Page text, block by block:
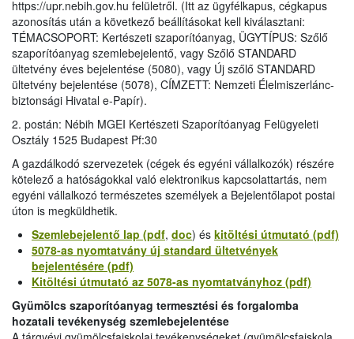
https://upr.nebih.gov.hu felületről. (Itt az ügyfélkapus, cégkapus
azonosítás után a következő beállításokat kell kiválasztani:
TÉMACSOPORT: Kertészeti szaporítóanyag, ÜGYTÍPUS: Szőlő
szaporítóanyag szemlebejelentő, vagy Szőlő STANDARD
ültetvény éves bejelentése (5080), vagy Új szőlő STANDARD
ültetvény bejelentése (5078), CÍMZETT: Nemzeti Élelmiszerlánc-
biztonsági Hivatal e-Papír).
2. postán: Nébih MGEI Kertészeti Szaporítóanyag Felügyeleti
Osztály 1525 Budapest Pf:30
A gazdálkodó szervezetek (cégek és egyéni vállalkozók) részére
kötelező a hatóságokkal való elektronikus kapcsolattartás, nem
egyéni vállalkozó természetes személyek a Bejelentőlapot postai
úton is megküldhetik.
Szemlebejelentő lap (pdf, doc) és kitöltési útmutató (pdf)
5078-as nyomtatvány új standard ültetvények
bejelentésére (pdf)
Kitöltési útmutató az 5078-as nyomtatványhoz (pdf)
Gyümölcs szaporítóanyag termesztési és forgalomba
hozatali tevékenység szemlebejelentése